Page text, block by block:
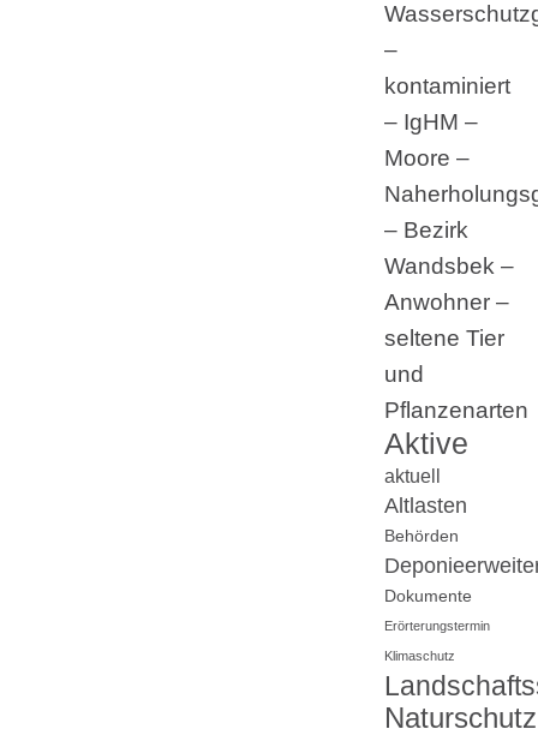
–
kontaminiert
– IgHM –
Moore –
– Bezirk
Wandsbek –
Anwohner –
seltene Tier
und
Pflanzenarten
Aktive
aktuell
Altlasten
Behörden
Dokumente
Erörterungstermin
Klimaschutz
Naturschutz